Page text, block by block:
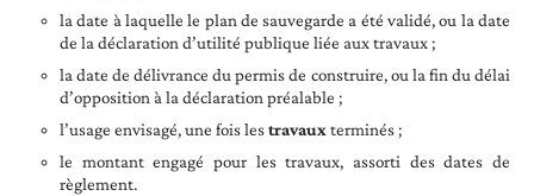
la date à laquelle le plan de sauvegarde a été validé, ou la date
de la déclaration d’utilité publique liée aux travaux ;
la date de délivrance du permis de construire, ou la fin du délai
d’opposition à la déclaration préalable ;
l’usage envisagé, une fois lestravauxterminés ;
le montant engagé pour les travaux, assorti des dates de
règlement.